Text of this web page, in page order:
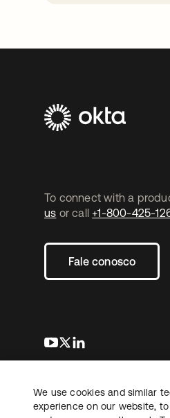
To connect with a
us or call +1-800-425-
Fale conosco
abre em uma nova
abre em uma nova
Copyright © 2026 Okta.
reservados.
We use cookies and similar
experience on our website,